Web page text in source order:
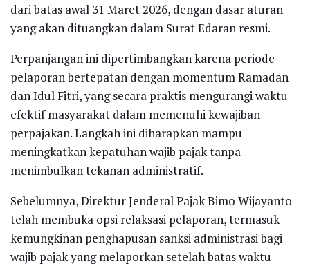
dari batas awal 31 Maret 2026, dengan dasar aturan
yang akan dituangkan dalam Surat Edaran resmi.
Perpanjangan ini dipertimbangkan karena periode
pelaporan bertepatan dengan momentum Ramadan
dan Idul Fitri, yang secara praktis mengurangi waktu
efektif masyarakat dalam memenuhi kewajiban
perpajakan. Langkah ini diharapkan mampu
meningkatkan kepatuhan wajib pajak tanpa
menimbulkan tekanan administratif.
Sebelumnya, Direktur Jenderal Pajak Bimo Wijayanto
telah membuka opsi relaksasi pelaporan, termasuk
kemungkinan penghapusan sanksi administrasi bagi
wajib pajak yang melaporkan setelah batas waktu